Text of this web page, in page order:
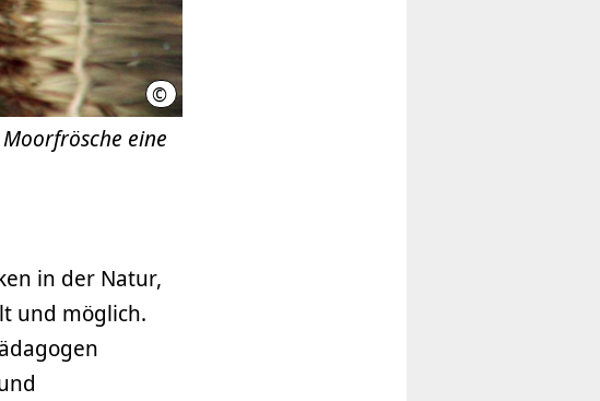
© Region Hannover
eine
in der Natur,
und möglich.